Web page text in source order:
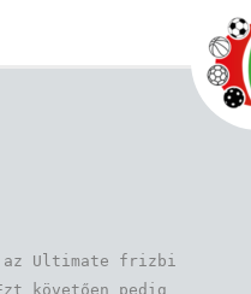
az Ultimate frizbi
követően pedig